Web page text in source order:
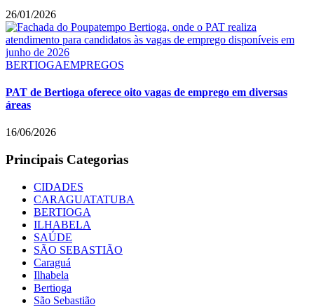
26/01/2026
BERTIOGAEMPREGOS
PAT de Bertioga oferece oito vagas de emprego em diversas
áreas
16/06/2026
Principais Categorias
CIDADES
CARAGUATATUBA
BERTIOGA
ILHABELA
SAÚDE
SÃO SEBASTIÃO
Caraguá
Ilhabela
Bertioga
São Sebastião